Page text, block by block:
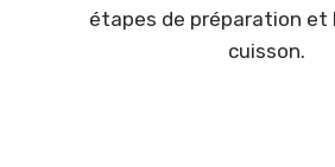
étapes de préparation et
cuisson.